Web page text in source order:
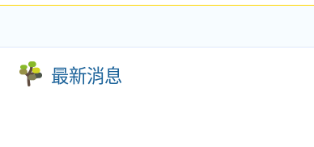
最新消息